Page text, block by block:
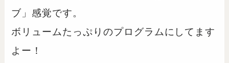
ブ」感覚です。
ボリュームたっぷりのプログラムにしてます
よー！